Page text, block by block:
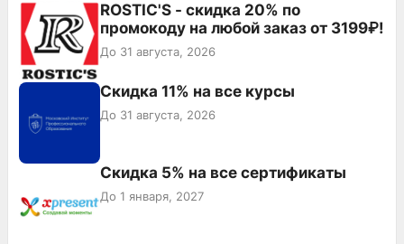
ROSTIC'S - скидка 20% по
промокоду на любой заказ от 3199₽!
До 31 августа, 2026
Скидка 11% на все курсы
До 31 августа, 2026
Скидка 5% на все сертификаты
До 1 января, 2027